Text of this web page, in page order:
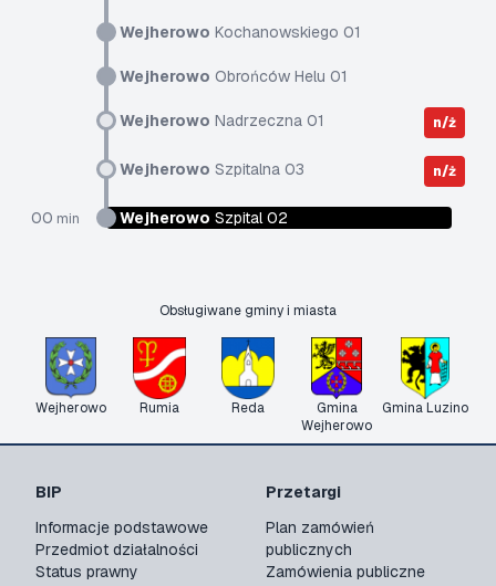
Wejherowo Kochanowskiego 01
Wejherowo Obrońców Helu 01
Wejherowo Nadrzeczna 01 n/ż
Wejherowo Szpitalna 03 n/ż
00 min Wejherowo Szpital 02
Obsługiwane gminy i miasta
Wejherowo Rumia Reda
Gmina
Wejherowo
Gmina Luzino
BIP
Informacje podstawowe
Przedmiot działalności
Status prawny
Przetargi
Plan zamówień
publicznych
Zamówienia publiczne